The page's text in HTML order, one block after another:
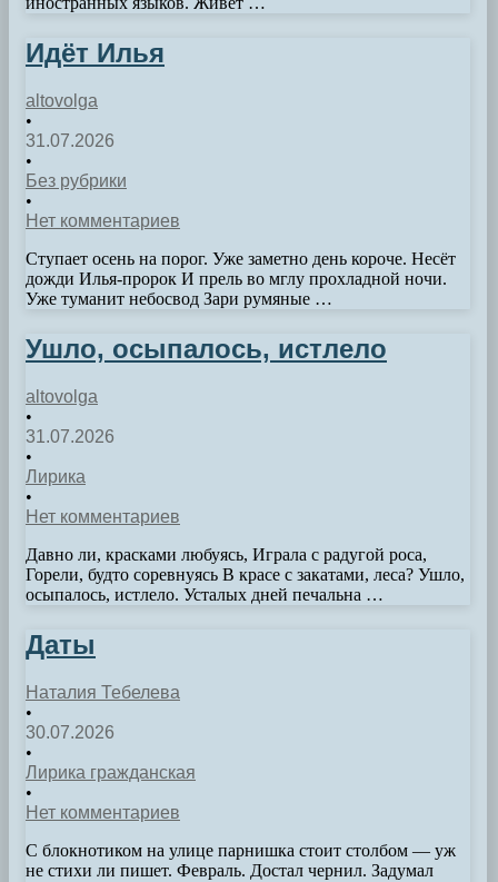
Идёт Илья
altovolga
•
31.07.2026
•
Без рубрики
•
Нет комментариев
Ступает осень на порог. Уже заметно день короче. Несёт
дожди Илья-пророк И прель во мглу прохладной ночи.
Уже туманит небосвод Зари румяные …
Ушло, осыпалось, истлело
altovolga
•
31.07.2026
•
Лирика
•
Нет комментариев
Давно ли, красками любуясь, Играла с радугой роса,
Горели, будто соревнуясь В красе с закатами, леса? Ушло,
осыпалось, истлело. Усталых дней печальна …
Даты
Наталия Тебелева
•
30.07.2026
•
Лирика гражданская
•
Нет комментариев
С блокнотиком на улице парнишка стоит столбом — уж
не стихи ли пишет. Февраль. Достал чернил. Задумал